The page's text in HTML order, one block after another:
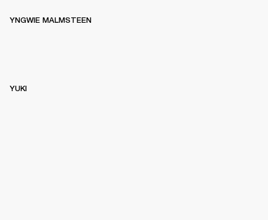
YNGWIE MALMSTEEN
YUKI